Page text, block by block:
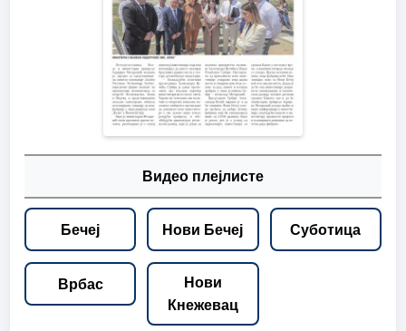
Видео плејлисте
Бечеј Нови Бечеј Суботица
Врбас
Нови
Кнежевац